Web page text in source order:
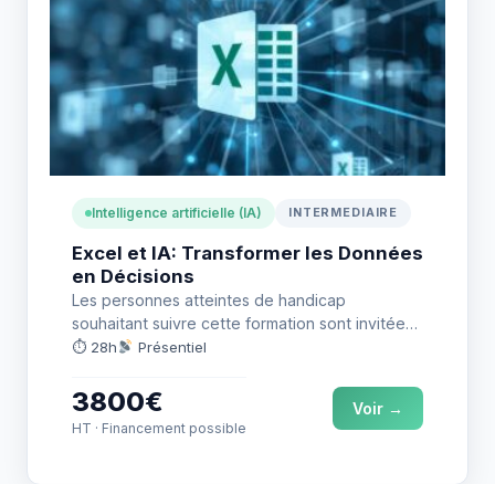
Intelligence artificielle (IA) INTERMEDIAIRE
Excel et IA: Transformer les Données
en Décisions
Les personnes atteintes de handicap
souhaitant suivre cette formation sont invitées
à nous contacter directement, afin d’étudier
⏱ 28h Présentiel
3800€
HT · Financement possible
Voir →